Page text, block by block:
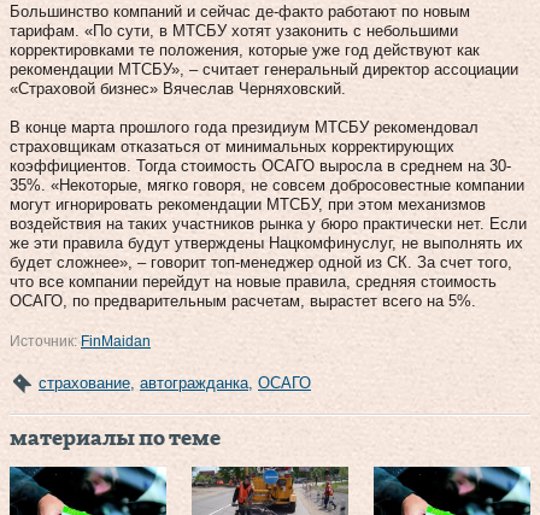
Большинство компаний и сейчас де-факто работают по новым
тарифам. «По сути, в МТСБУ хотят узаконить с небольшими
корректировками те положения, которые уже год действуют как
рекомендации МТСБУ», – считает генеральный директор ассоциации
«Страховой бизнес» Вячеслав Черняховский.
В конце марта прошлого года президиум МТСБУ рекомендовал
страховщикам отказаться от минимальных корректирующих
коэффициентов. Тогда стоимость ОСАГО выросла в среднем на 30-
35%. «Некоторые, мягко говоря, не совсем добросовестные компании
могут игнорировать рекомендации МТСБУ, при этом механизмов
воздействия на таких участников рынка у бюро практически нет. Если
же эти правила будут утверждены Нацкомфинуслуг, не выполнять их
будет сложнее», – говорит топ-менеджер одной из СК. За счет того,
что все компании перейдут на новые правила, средняя стоимость
ОСАГО, по предварительным расчетам, вырастет всего на 5%.
Источник:FinMaidan
страхование автогражданка ОСАГО
материалы по теме